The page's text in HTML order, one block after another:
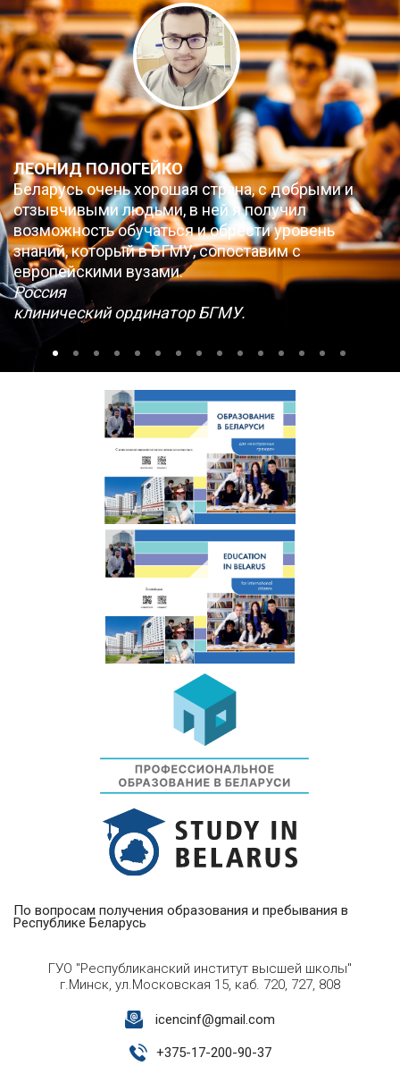
ЛЕОНИД ПОЛОГЕЙКО
Беларусь очень хорошая страна, с добрыми и
отзывчивыми людьми, в ней я получил
возможность обучаться и обрести уровень
знаний, который в БГМУ, сопоставим с
европейскими вузами.
Россия
клинический ординатор БГМУ.
По вопросам получения образования и пребывания в
Республике Беларусь
ГУО "Республиканский институт высшей школы"
г.Минск, ул.Московская 15, каб. 720, 727, 808
icencinf@gmail.com
+375-17-200-90-37